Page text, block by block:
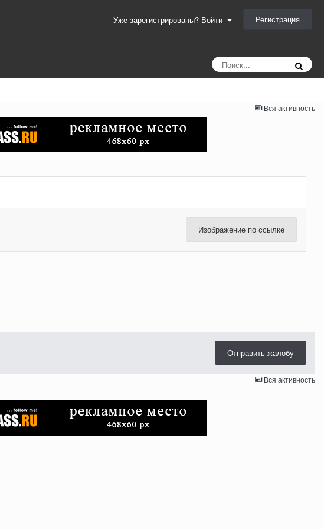
Уже зарегистрированы? Войти Регистрация
Вся активность
Изображение по ссылке
Отправить жалобу
Вся активность